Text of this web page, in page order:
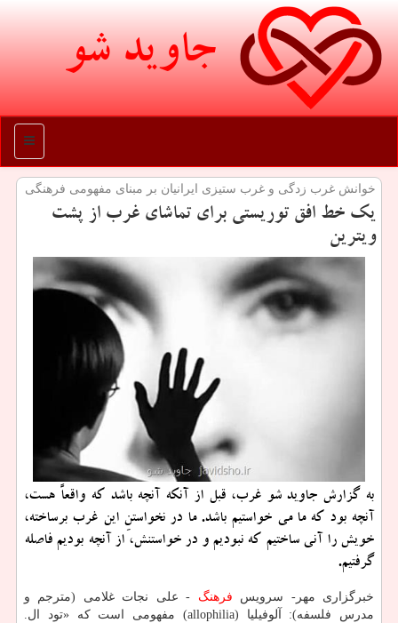
جاوید شو
منو
خوانش غرب زدگی و غرب ستیزی ایرانیان بر مبنای مفهومی فرهنگی
یك خط افق توریستی برای تماشای غرب از پشت
ویترین
به گزارش جاوید شو غرب، قبل از آنكه آنچه باشد كه واقعاً هست،
آنچه بود كه ما می خواستیم باشد. ما در نخواستنِ این غرب برساخته،
خویش را آنی ساختیم كه نبودیم و در خواستنش، از آنچه بودیم فاصله
گرفتیم.
خبرگزاری مهر- سرویس فرهنگ - علی نجات غلامی (مترجم و
مدرس فلسفه): آلوفیلیا (allophilia) مفهومی است كه «تود ال.